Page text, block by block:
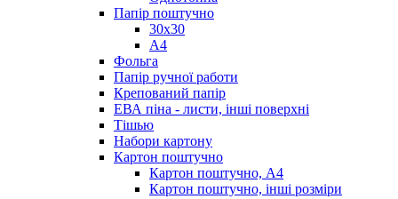
Папір поштучно
30х30
А4
Фольга
Папір ручної работи
Крепований папір
ЕВА піна - листи, інші поверхні
Тішью
Набори картону
Картон поштучно
Картон поштучно, А4
Картон поштучно, інші розміри